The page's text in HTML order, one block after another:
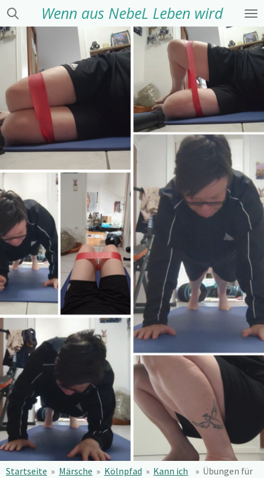
Zum
Hauptinhalt
springen
Wenn aus NebeL Leben wird
Startseite » Märsche » Kölnpfad » Kann ich
» Übungen für